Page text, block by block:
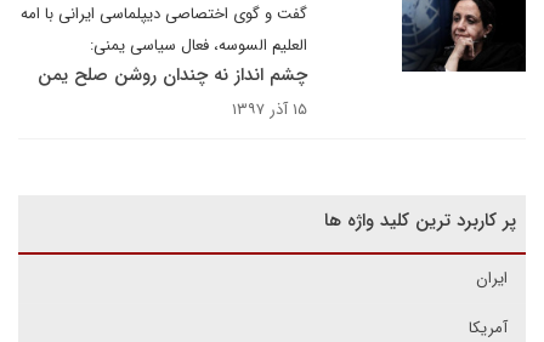
گفت و گوی اختصاصی دیپلماسی ایرانی با امه
العلیم السوسه، فعال سیاسی یمنی:
چشم انداز نه چندان روشن صلح یمن ​​​​​​​
۱۵ آذر ۱۳۹۷
پر کاربرد ترین کلید واژه ها
ایران
آمریکا